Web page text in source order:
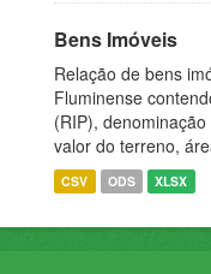
Bens Imóveis
Relação de bens
Fluminense
(RIP),
valor do terreno,
CSV ODS XLSX